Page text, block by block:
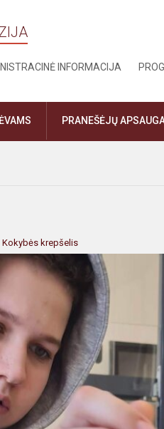
INFORMACIJA
PRANEŠĖJŲ
Kokybės krepšelis